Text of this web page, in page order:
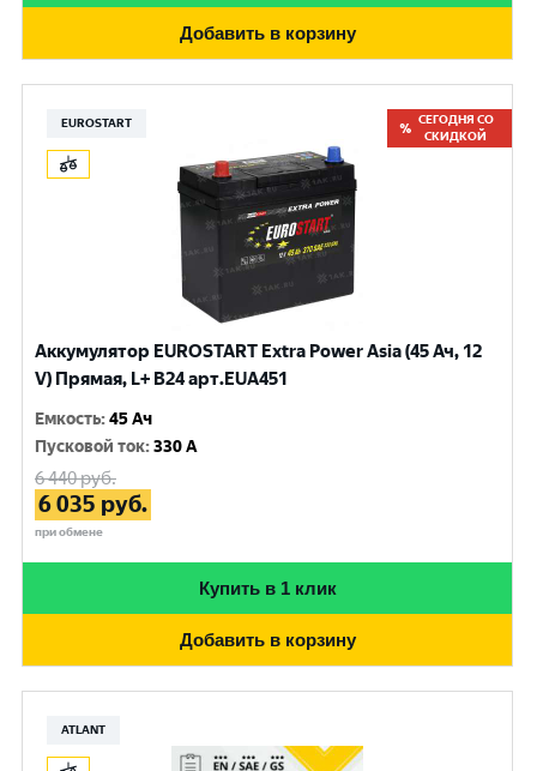
Добавить в корзину
EUROSTART
СЕГОДНЯ СО
СКИДКОЙ
Аккумулятор EUROSTART Extra Power Asia (45 Ач, 12
V) Прямая, L+ B24 арт.EUA451
Емкость:45 Ач
Пусковой ток:330 A
6 440руб.
6 035 руб.
при обмене
Купить в 1 клик
Добавить в корзину
ATLANT